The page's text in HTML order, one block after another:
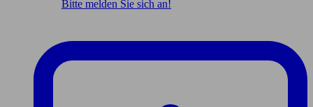
Bitte melden Sie sich an!